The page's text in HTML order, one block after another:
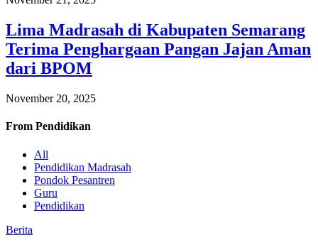
Lima Madrasah di Kabupaten Semarang
Terima Penghargaan Pangan Jajan Aman
dari BPOM
November 20, 2025
From Pendidikan
All
Pendidikan Madrasah
Pondok Pesantren
Guru
Pendidikan
Berita